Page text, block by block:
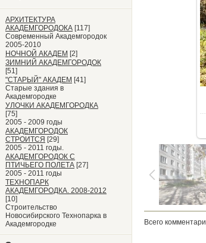
АРХИТЕКТУРА
АКАДЕМГОРОДОКА [117]
Современный Академгородок
2005-2010
НОЧНОЙ АКАДЕМ [2]
ЗИМНИЙ АКАДЕМГОРОДОК
[51]
"СТАРЫЙ" АКАДЕМ [41]
Старые здания в
Академгородке
УЛОЧКИ АКАДЕМГОРОДКА
[75]
2005 - 2009 годы
АКАДЕМГОРОДОК
СТРОИТСЯ [29]
2005 - 2011 годы.
АКАДЕМГОРОДОК С
ПТИЧЬЕГО ПОЛЕТА [27]
2005 - 2011 годы
ТЕХНОПАРК
АКАДЕМГОРОДКА. 2008-2012
[10]
Строительство
Новосибирского Технопарка в
Академгородке
Всего